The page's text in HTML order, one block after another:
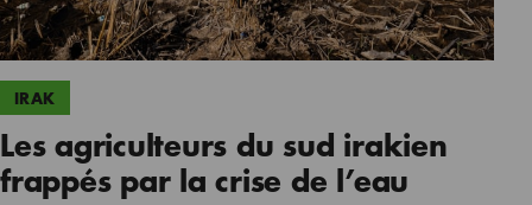
IRAK
Les agriculteurs du sud irakien
frappés par la crise de l’eau